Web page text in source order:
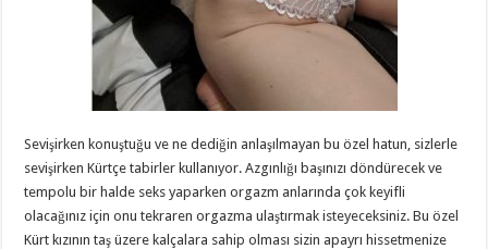
Sevişirken konuştuğu ve ne dediğin anlaşılmayan bu özel hatun, sizlerle
sevişirken Kürtçe tabirler kullanıyor. Azgınlığı başınızı döndürecek ve
tempolu bir halde seks yaparken orgazm anlarında çok keyifli
olacağınız için onu tekraren orgazma ulaştırmak isteyeceksiniz. Bu özel
Kürt kızının taş üzere kalçalara sahip olması sizin apayrı hissetmenize